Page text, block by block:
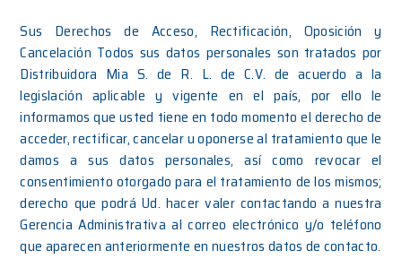
Sus Derechos de Acceso, Rectificación, Oposición y
Cancelación Todos sus datos personales son tratados por
Distribuidora Mia S. de R. L. de C.V. de acuerdo a la
legislación aplicable y vigente en el país, por ello le
informamos que usted tiene en todo momento el derecho de
acceder, rectificar, cancelar u oponerse al tratamiento que le
damos a sus datos personales, así como revocar el
consentimiento otorgado para el tratamiento de los mismos;
derecho que podrá Ud. hacer valer contactando a nuestra
Gerencia Administrativa al correo electrónico y/o teléfono
que aparecen anteriormente en nuestros datos de contacto.